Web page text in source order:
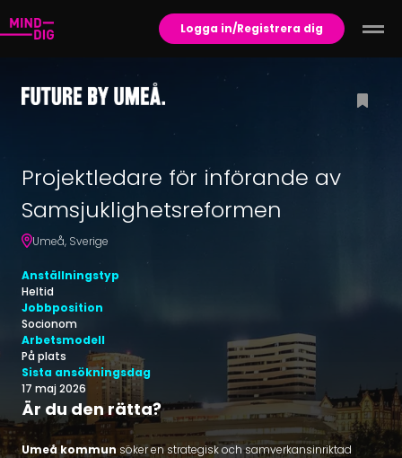
Logga in/Registrera dig
Projektledare för införande av
Samsjuklighetsreformen
Umeå, Sverige
Anställningstyp
Heltid
Jobbposition
Socionom
Arbetsmodell
På plats
Sista ansökningsdag
17 maj 2026
Är du den rätta?
Umeå kommun söker en strategisk och samverkansinriktad